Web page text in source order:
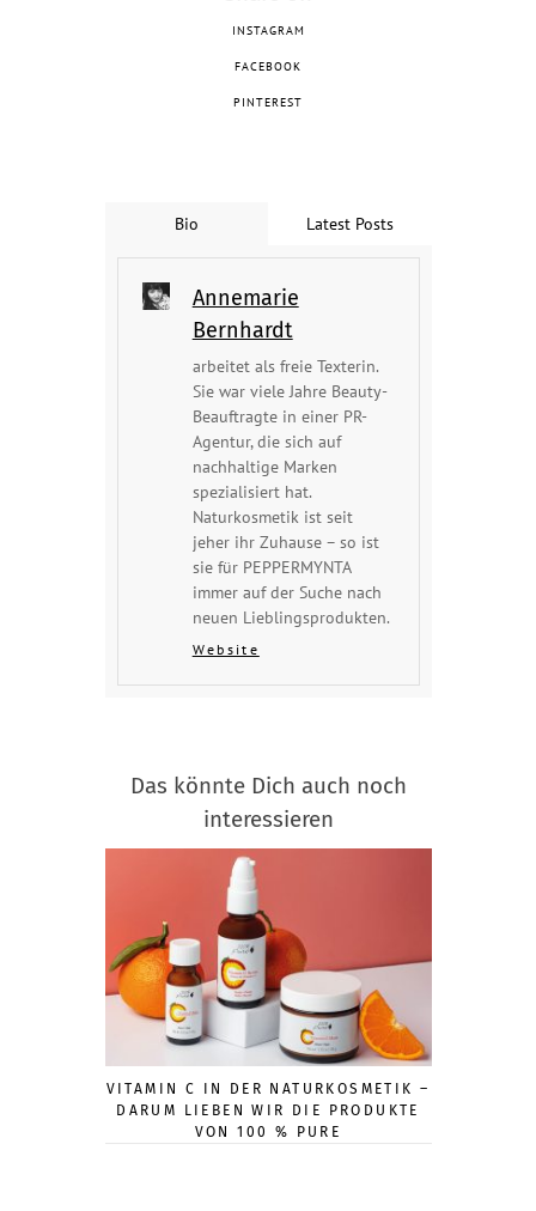
INSTAGRAM
FACEBOOK
PINTEREST
Bio Latest Posts
Annemarie
Bernhardt
arbeitet als freie Texterin.
Sie war viele Jahre Beauty-
Beauftragte in einer PR-
Agentur, die sich auf
nachhaltige Marken
spezialisiert hat.
Naturkosmetik ist seit
jeher ihr Zuhause – so ist
sie für PEPPERMYNTA
immer auf der Suche nach
neuen Lieblingsprodukten.
Website
Das könnte Dich auch noch
interessieren
VITAMIN C IN DER NATURKOSMETIK –
DARUM LIEBEN WIR DIE PRODUKTE
VON 100 % PURE